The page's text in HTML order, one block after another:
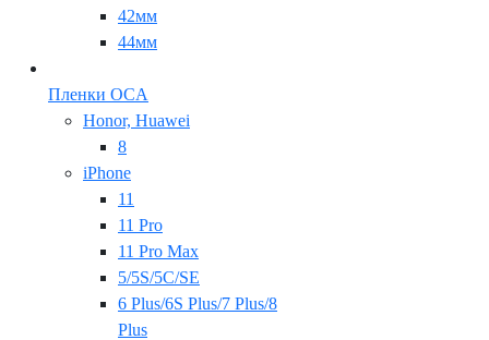
42мм
44мм
Пленки OCA
Honor, Huawei
8
iPhone
11
11 Pro
11 Pro Max
5/5S/5C/SE
6 Plus/6S Plus/7 Plus/8
Plus